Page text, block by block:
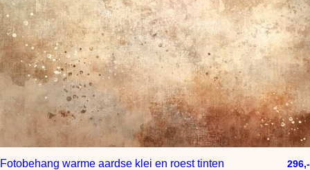
Fotobehang warme aardse klei en roest tinten 296,-